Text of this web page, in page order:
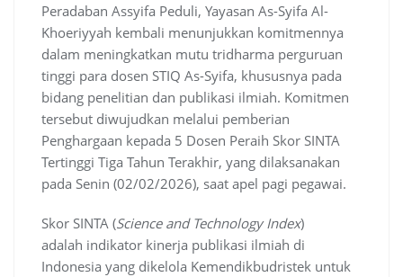
Peradaban Assyifa Peduli, Yayasan As-Syifa Al-
Khoeriyyah kembali menunjukkan komitmennya
dalam meningkatkan mutu tridharma perguruan
tinggi para dosen STIQ As-Syifa, khususnya pada
bidang penelitian dan publikasi ilmiah. Komitmen
tersebut diwujudkan melalui pemberian
Penghargaan kepada 5 Dosen Peraih Skor SINTA
Tertinggi Tiga Tahun Terakhir, yang dilaksanakan
pada Senin (02/02/2026), saat apel pagi pegawai.
Skor SINTA (Science and Technology Index)
adalah indikator kinerja publikasi ilmiah di
Indonesia yang dikelola Kemendikbudristek untuk